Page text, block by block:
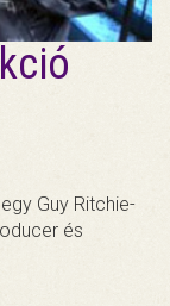
Guy Ritchie-
és